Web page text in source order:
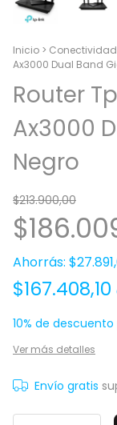
Inicio > Conectividad
Ax3000 Dual Band
Router
Ax3000
Negro
$213.900,00
Ahorrás:
$167.408,10
10% de descuento
Ver más detalles
Envío gratis